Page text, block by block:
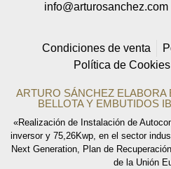
info@arturosanchez.com tal y como se
Condiciones de venta
Política de Cookies
ARTURO SÁNCHEZ
BELLOTA Y EMBUTIDOS
«Realización de Instalación de
inversor y 75,26Kwp, en el sector
Next Generation, Plan de
de la Unión
info@arturosanchez.com